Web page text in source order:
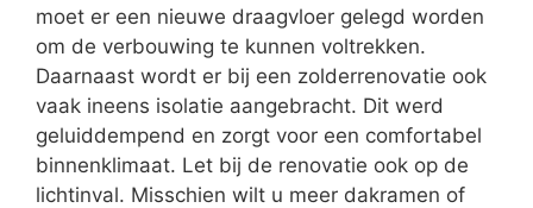
moet er een nieuwe draagvloer gelegd worden
om de verbouwing te kunnen voltrekken.
Daarnaast wordt er bij een zolderrenovatie ook
vaak ineens isolatie aangebracht. Dit werd
geluiddempend en zorgt voor een comfortabel
binnenklimaat. Let bij de renovatie ook op de
lichtinval. Misschien wilt u meer dakramen of